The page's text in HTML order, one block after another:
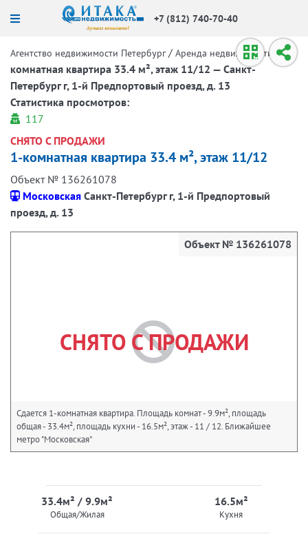
+7 (812) 740-70-40
Агентство недвижимости Петербург / Аренда недвижимости /1-
комнатная квартира 33.4 м², этаж 11/12 — Санкт-
Петербург г, 1-й Предпортовый проезд, д. 13
Статистика просмотров:
117
СНЯТО С ПРОДАЖИ
1-комнатная квартира 33.4 м², этаж 11/12
Объект № 136261078
Московская Санкт-Петербург г, 1-й Предпортовый
проезд, д. 13
СНЯТО С ПРОДАЖИ
Объект № 136261078
Сдается 1-комнатная квартира. Площадь комнат - 9.9м², площадь
общая - 33.4м², площадь кухни - 16.5м², этаж - 11 / 12. Ближайшее
метро "Московская"
33.4м² / 9.9м²
Общая/Жилая
16.5м²
Кухня